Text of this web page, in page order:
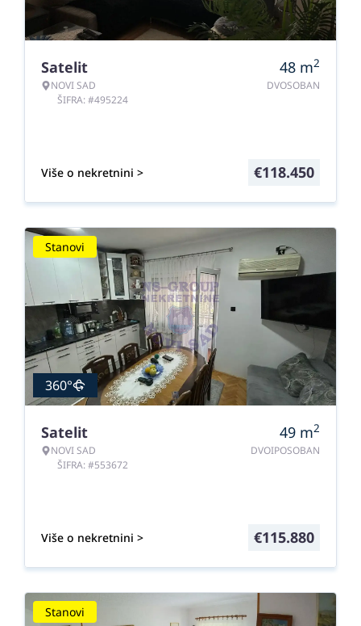
Satelit
NOVI SAD
ŠIFRA: #495224
48 m2
DVOSOBAN
Više o nekretnini > €118.450
Stanovi
360°
Satelit
NOVI SAD
ŠIFRA: #553672
49 m2
DVOIPOSOBAN
Više o nekretnini > €115.880
Stanovi